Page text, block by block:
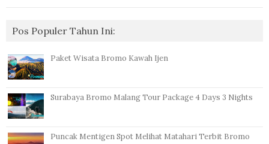
Pos Populer Tahun Ini:
Paket Wisata Bromo Kawah Ijen
Surabaya Bromo Malang Tour Package 4 Days 3 Nights
Puncak Mentigen Spot Melihat Matahari Terbit Bromo